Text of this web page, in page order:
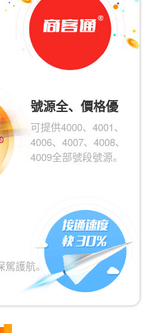
號源全、價格優
可提供4000、4001、
4006、4007、4008、
4009全部號段號源。
駕護航。